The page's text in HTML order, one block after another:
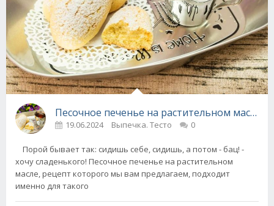
19.06.2024 Выпечка. Тесто 0
Порой бывает так: сидишь себе, сидишь, а потом - бац! -
хочу сладенького! Песочное печенье на растительном
масле, рецепт которого мы вам предлагаем, подходит
именно для такого